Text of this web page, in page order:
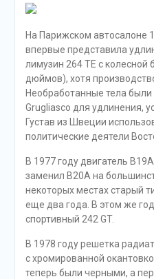
На Парижском автосалоне
впервые представила
лимузин 264 TE с колесной
дюймов), хотя
Необработанные тела
Grugliasco для удлинения,
Густав из Швеции
политические деятели
В 1977 году двигатель
заменил B20A на
некоторых местах старый
еще два года. В этом же
спортивный 242 GT.
В 1978 году решетка
с хромированной
теперь были черными, а